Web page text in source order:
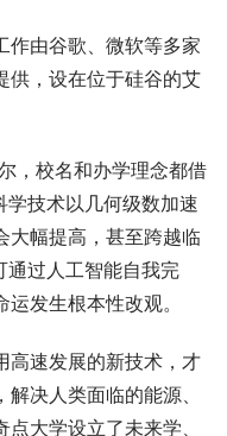
作由谷歌、微软等多家
供，设在位于硅谷的艾
，校名和办学理念都借
学技术以几何级数加速
大幅提高，甚至跨越临
过人工智能自我完
发生根本性改观。
高速发展的新技术，才
决人类面临的能源、
大学设立了未来学、